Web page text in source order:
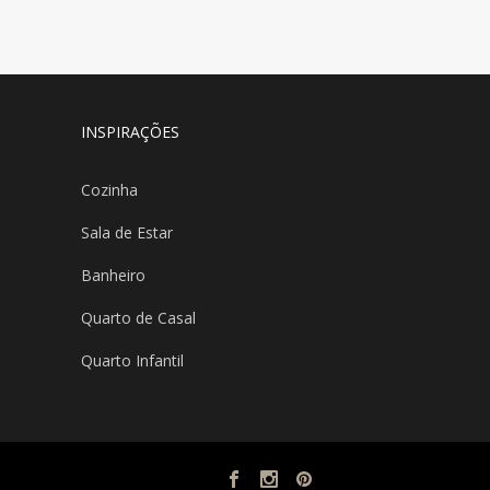
INSPIRAÇÕES
Cozinha
Sala de Estar
Banheiro
Quarto de Casal
Quarto Infantil